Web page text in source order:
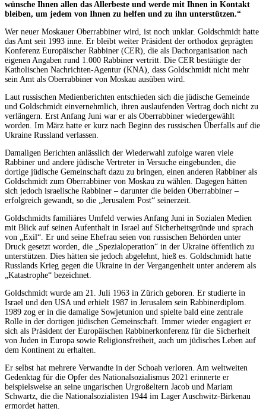
wünsche Ihnen allen das Allerbeste und werde mit Ihnen in Kontakt
bleiben, um jedem von Ihnen zu helfen und zu ihn unterstützen.“
Wer neuer Moskauer Oberrabbiner wird, ist noch unklar. Goldschmidt hatte
das Amt seit 1993 inne. Er bleibt weiter Präsident der orthodox geprägten
Konferenz Europäischer Rabbiner (CER), die als Dachorganisation nach
eigenen Angaben rund 1.000 Rabbiner vertritt. Die CER bestätigte der
Katholischen Nachrichten-Agentur (KNA), dass Goldschmidt nicht mehr
sein Amt als Oberrabbiner von Moskau ausüben wird.
Laut russischen Medienberichten entschieden sich die jüdische Gemeinde
und Goldschmidt einvernehmlich, ihren auslaufenden Vertrag doch nicht zu
verlängern. Erst Anfang Juni war er als Oberrabbiner wiedergewählt
worden. Im März hatte er kurz nach Beginn des russischen Überfalls auf die
Ukraine Russland verlassen.
Damaligen Berichten anlässlich der Wiederwahl zufolge waren viele
Rabbiner und andere jüdische Vertreter in Versuche eingebunden, die
dortige jüdische Gemeinschaft dazu zu bringen, einen anderen Rabbiner als
Goldschmidt zum Oberrabbiner von Moskau zu wählen. Dagegen hätten
sich jedoch israelische Rabbiner – darunter die beiden Oberrabbiner –
erfolgreich gewandt, so die „Jerusalem Post“ seinerzeit.
Goldschmidts familiäres Umfeld verwies Anfang Juni in Sozialen Medien
mit Blick auf seinen Aufenthalt in Israel auf Sicherheitsgründe und sprach
von „Exil“. Er und seine Ehefrau seien von russischen Behörden unter
Druck gesetzt worden, die „Spezialoperation“ in der Ukraine öffentlich zu
unterstützen. Dies hätten sie jedoch abgelehnt, hieß es. Goldschmidt hatte
Russlands Krieg gegen die Ukraine in der Vergangenheit unter anderem als
„Katastrophe“ bezeichnet.
Goldschmidt wurde am 21. Juli 1963 in Zürich geboren. Er studierte in
Israel und den USA und erhielt 1987 in Jerusalem sein Rabbinerdiplom.
1989 zog er in die damalige Sowjetunion und spielte bald eine zentrale
Rolle in der dortigen jüdischen Gemeinschaft. Immer wieder engagiert er
sich als Präsident der Europäischen Rabbinerkonferenz für die Sicherheit
von Juden in Europa sowie Religionsfreiheit, auch um jüdisches Leben auf
dem Kontinent zu erhalten.
Er selbst hat mehrere Verwandte in der Schoah verloren. Am weltweiten
Gedenktag für die Opfer des Nationalsozialismus 2021 erinnerte er
beispielsweise an seine ungarischen Urgroßeltern Jacob und Mariam
Schwartz, die die Nationalsozialisten 1944 im Lager Auschwitz-Birkenau
ermordet hatten.